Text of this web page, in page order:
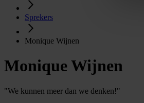
Sprekers
Monique Wijnen
Monique Wijnen
"We kunnen meer dan we denken!"